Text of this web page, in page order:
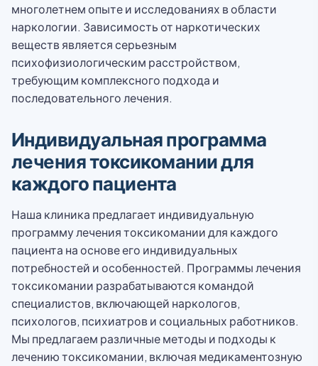
многолетнем опыте и исследованиях в области
наркологии. Зависимость от наркотических
веществ является серьезным
психофизиологическим расстройством,
требующим комплексного подхода и
последовательного лечения.
Индивидуальная программа
лечения токсикомании для
каждого пациента
Наша клиника предлагает индивидуальную
программу лечения токсикомании для каждого
пациента на основе его индивидуальных
потребностей и особенностей. Программы лечения
токсикомании разрабатываются командой
специалистов, включающей наркологов,
психологов, психиатров и социальных работников.
Мы предлагаем различные методы и подходы к
лечению токсикомании, включая медикаментозную